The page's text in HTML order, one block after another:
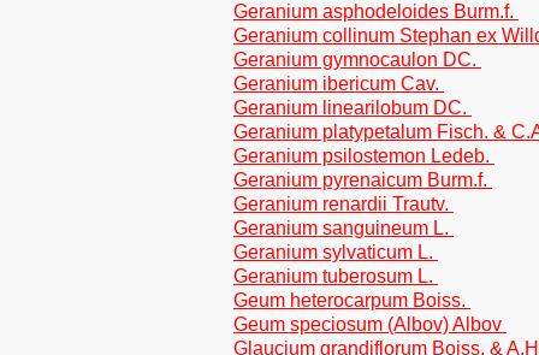
Geranium asphodeloides Burm.f.
Geranium collinum Stephan ex
Geranium gymnocaulon DC.
Geranium ibericum Cav.
Geranium linearilobum DC.
Geranium platypetalum Fisch. &
Geranium psilostemon Ledeb.
Geranium pyrenaicum Burm.f.
Geranium renardii Trautv.
Geranium sanguineum L.
Geranium sylvaticum L.
Geranium tuberosum L.
Geum heterocarpum Boiss.
Geum speciosum (Albov) Albov
Glaucium grandiflorum Boiss. &